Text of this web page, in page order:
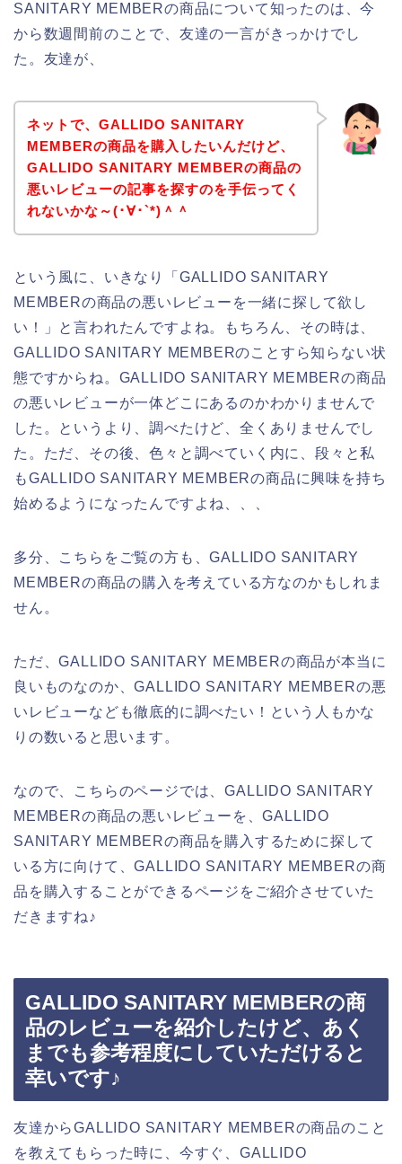
SANITARY MEMBERの商品について知ったのは、今
から数週間前のことで、友達の一言がきっかけでし
た。友達が、
ネットで、GALLIDO SANITARY
MEMBERの商品を購入したいんだけど、
GALLIDO SANITARY MEMBERの商品の
悪いレビューの記事を探すのを手伝ってく
れないかな～(･∀･`*)＾＾
という風に、いきなり「GALLIDO SANITARY
MEMBERの商品の悪いレビューを一緒に探して欲し
い！」と言われたんですよね。もちろん、その時は、
GALLIDO SANITARY MEMBERのことすら知らない状
態ですからね。GALLIDO SANITARY MEMBERの商品
の悪いレビューが一体どこにあるのかわかりませんで
した。というより、調べたけど、全くありませんでし
た。ただ、その後、色々と調べていく内に、段々と私
もGALLIDO SANITARY MEMBERの商品に興味を持ち
始めるようになったんですよね、、、
多分、こちらをご覧の方も、GALLIDO SANITARY
MEMBERの商品の購入を考えている方なのかもしれま
せん。
ただ、GALLIDO SANITARY MEMBERの商品が本当に
良いものなのか、GALLIDO SANITARY MEMBERの悪
いレビューなども徹底的に調べたい！という人もかな
りの数いると思います。
なので、こちらのページでは、GALLIDO SANITARY
MEMBERの商品の悪いレビューを、GALLIDO
SANITARY MEMBERの商品を購入するために探して
いる方に向けて、GALLIDO SANITARY MEMBERの商
品を購入することができるページをご紹介させていた
だきますね♪
GALLIDO SANITARY MEMBERの商
品のレビューを紹介したけど、あく
までも参考程度にしていただけると
幸いです♪
友達からGALLIDO SANITARY MEMBERの商品のこと
を教えてもらった時に、今すぐ、GALLIDO